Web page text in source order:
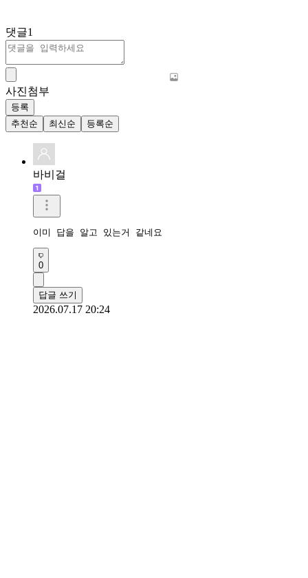
댓글1
사진첨부
등록
추천순
최신순 등록순
바비걸
이미 답을 알고 있는거 같네요
0
답글 쓰기
2026.07.17 20:24